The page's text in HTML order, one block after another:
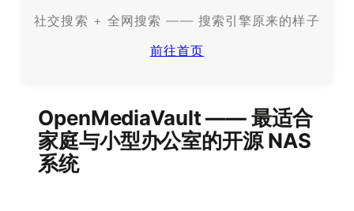
社交搜索 + 全网搜索 —— 搜索引擎原来的样子
前往首页
OpenMediaVault —— 最适合
家庭与小型办公室的开源 NAS
系统